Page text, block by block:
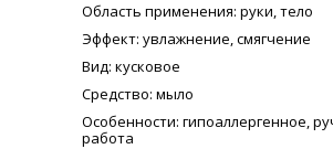
Область применения: руки, тело
Эффект: увлажнение, смягчение
Вид: кусковое
Средство: мыло
Особенности: гипоаллергенное,
работа